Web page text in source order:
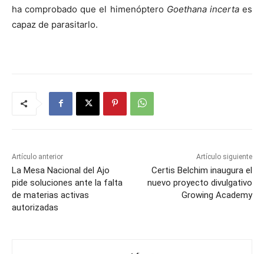
ha comprobado que el himenóptero Goethana incertaes
capaz de parasitarlo.
Artículo anterior
La Mesa Nacional del Ajo
pide soluciones ante la falta
de materias activas
autorizadas
Artículo siguiente
Certis Belchim inaugura el
nuevo proyecto divulgativo
Growing Academy